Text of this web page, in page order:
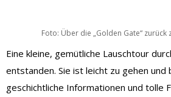
Foto: Über die „Golden Gate“ zurück
Eine kleine, gemütliche Lauschtour
entstanden. Sie ist leicht zu gehen und
geschichtliche Informationen und tolle